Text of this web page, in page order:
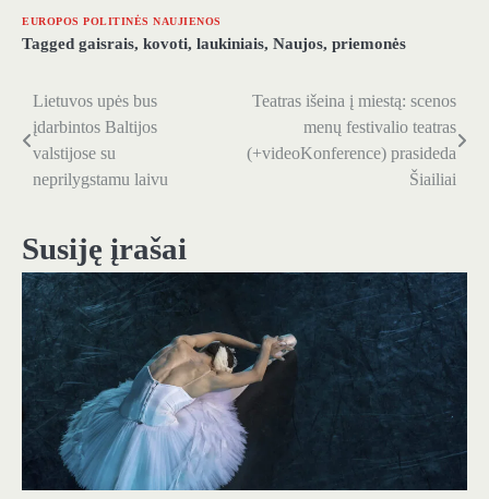
EUROPOS POLITINĖS NAUJIENOS
Tagged gaisrais, kovoti, laukiniais, Naujos, priemonės
Navigacija
tarp
įrašų
Lietuvos upės bus
įdarbintos Baltijos
valstijose su
neprilygstamu laivu
Teatras išeina į miestą: scenos
menų festivalio teatras
(+videoKonference) prasideda
Šiailiai
Susiję įrašai